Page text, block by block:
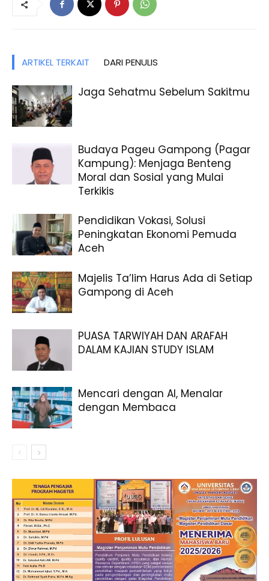
ARTIKEL TERKAIT DARI PENULIS
Jaga Sehatmu Sebelum Sakitmu
Budaya Pageu Gampong (Pagar
Kampung): Menjaga Benteng
Moral dan Sosial yang Mulai
Terkikis
Pendidikan Vokasi, Solusi
Peningkatan Ekonomi Pemuda
Aceh
Majelis Ta’lim Harus Ada di Setiap
Gampong di Aceh
PUASA TARWIYAH DAN ARAFAH
DALAM KAJIAN STUDY ISLAM
Mencari dengan AI, Menalar
dengan Membaca